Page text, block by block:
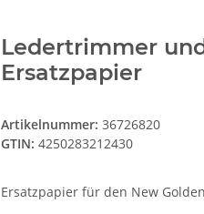
Ledertrimmer
Ersatzpapier
Artikelnummer: 36726820
GTIN: 4250283212430
Ersatzpapier für den New